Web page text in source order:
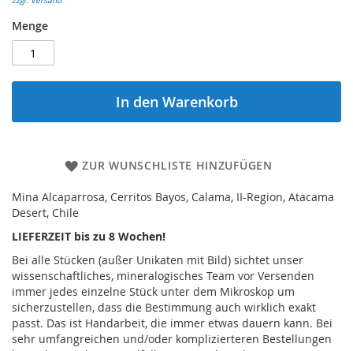
Menge
In den Warenkorb
ZUR WUNSCHLISTE HINZUFÜGEN
Mina Alcaparrosa, Cerritos Bayos, Calama, II-Region, Atacama
Desert, Chile
LIEFERZEIT bis zu 8 Wochen!
Bei alle Stücken (außer Unikaten mit Bild) sichtet unser
wissenschaftliches, mineralogisches Team vor Versenden
immer jedes einzelne Stück unter dem Mikroskop um
sicherzustellen, dass die Bestimmung auch wirklich exakt
passt. Das ist Handarbeit, die immer etwas dauern kann. Bei
sehr umfangreichen und/oder komplizierteren Bestellungen